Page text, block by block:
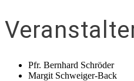
Pfr. Bernhard Schröder
Margit Schweiger-Back